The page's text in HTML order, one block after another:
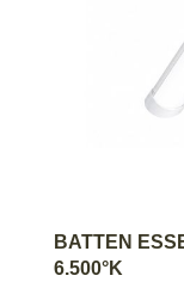
BATTEN
6.500°K